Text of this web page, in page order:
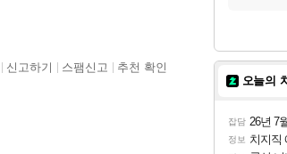
신고하기 스팸신고 추천 확인
오늘의
잡담 26년 7월
정보 치지직